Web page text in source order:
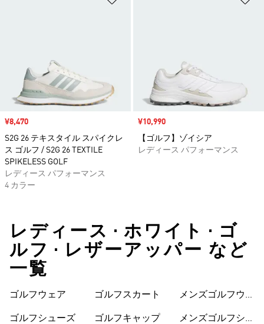
セール価格
¥8,470
S2G 26 テキスタイル スパイクレ
ス ゴルフ / S2G 26 TEXTILE
SPIKELESS GOLF
レディース パフォーマンス
4 カラー
セール価格
¥10,990
【ゴルフ】ゾイシア
レディース パフォーマンス
レディース • ホワイト • ゴ
ルフ • レザーアッパー など
一覧
ゴルフウェア
ゴルフシューズ
ゴルフスカート
ゴルフキャップ
メンズゴルフウェ
メンズゴルフシュ